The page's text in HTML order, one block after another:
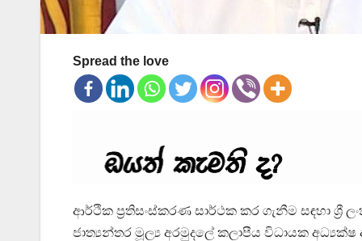
Spread the love
ආර්ථික ප්‍රතිසංස්කරණ සාර්ථක කර ගැනීම සඳහා ශ්‍රී
ජාත්‍යන්තර මූල්‍ය අරමුදලේ කලාපීය විධායක